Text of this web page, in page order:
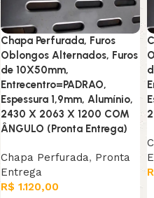
Chapa Perfurada, Furos
Oblongos Alternados, Furos
de 10X50mm,
Entrecentro=PADRAO,
Espessura 1,9mm, Alumínio,
2430 X 2063 X 1200 COM
ÂNGULO (Pronta Entrega)
Chapa Perfurada, Pronta
Entrega
R$ 1.120,00